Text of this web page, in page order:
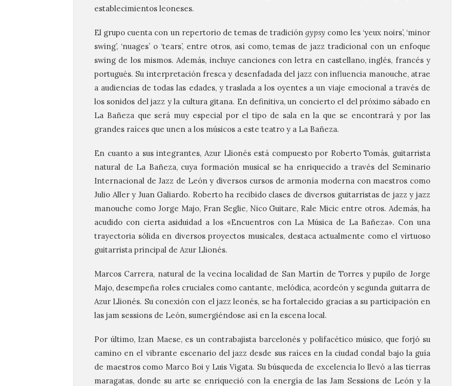
establecimientos leoneses.
El grupo cuenta con un repertorio de temas de tradicióngypsy como les ‘yeux noirs’, ‘minor
swing’, ‘nuages’ o ‘tears’, entre otros, así como, temas de jazz tradicional con un enfoque
swing de los mismos. Además, incluye canciones con letra en castellano, inglés, francés y
portugués. Su interpretación fresca y desenfadada del jazz con influencia manouche, atrae
a audiencias de todas las edades, y traslada a los oyentes a un viaje emocional a través de
los sonidos del jazz y la cultura gitana. En definitiva, un concierto el del próximo sábado en
La Bañeza que será muy especial por el tipo de sala en la que se encontrará y por las
grandes raíces que unen a los músicos a este teatro y a La Bañeza.
En cuanto a sus integrantes, Azur Llionés está compuesto por Roberto Tomás, guitarrista
natural de La Bañeza, cuya formación musical se ha enriquecido a través del Seminario
Internacional de Jazz de León y diversos cursos de armonía moderna con maestros como
Julio Aller y Juan Galiardo. Roberto ha recibido clases de diversos guitarristas de jazz y jazz
manouche como Jorge Majo, Fran Seglie, Nico Guitare, Rale Micic entre otros. Además, ha
acudido con cierta asiduidad a los «Encuentros con La Música de La Bañeza». Con una
trayectoria sólida en diversos proyectos musicales, destaca actualmente como el virtuoso
guitarrista principal de Azur Llionés.
Marcos Carrera, natural de la vecina localidad de San Martín de Torres y pupilo de Jorge
Majo, desempeña roles cruciales como cantante, melódica, acordeón y segunda guitarra de
Azur Llionés. Su conexión con el jazz leonés, se ha fortalecido gracias a su participación en
las jam sessions de León, sumergiéndose así en la escena local.
Por último, Izan Maese, es un contrabajista barcelonés y polifacético músico, que forjó su
camino en el vibrante escenario del jazz desde sus raíces en la ciudad condal bajo la guía
de maestros como Marco Boi y Luis Vigata. Su búsqueda de excelencia lo llevó a las tierras
maragatas, donde su arte se enriqueció con la energía de las Jam Sessions de León y la